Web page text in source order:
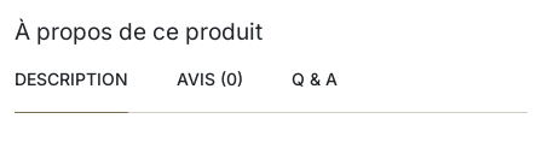
À propos de ce produit
DESCRIPTION AVIS (0) Q & A